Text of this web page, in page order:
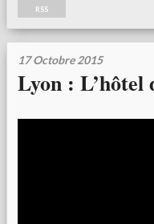
RSS
17 Octobre 2015
Lyon : L’hôtel